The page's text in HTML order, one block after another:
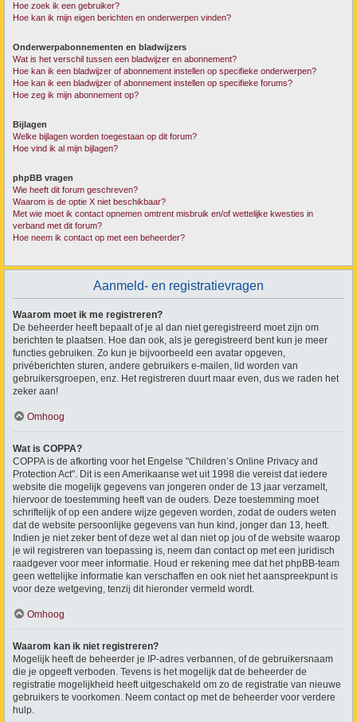
Hoe zoek ik een gebruiker?
Hoe kan ik mijn eigen berichten en onderwerpen vinden?
Onderwerpabonnementen en bladwijzers
Wat is het verschil tussen een bladwijzer en abonnement?
Hoe kan ik een bladwijzer of abonnement instellen op specifieke onderwerpen?
Hoe kan ik een bladwijzer of abonnement instellen op specifieke forums?
Hoe zeg ik mijn abonnement op?
Bijlagen
Welke bijlagen worden toegestaan op dit forum?
Hoe vind ik al mijn bijlagen?
phpBB vragen
Wie heeft dit forum geschreven?
Waarom is de optie X niet beschikbaar?
Met wie moet ik contact opnemen omtrent misbruik en/of wettelijke kwesties in
verband met dit forum?
Hoe neem ik contact op met een beheerder?
Aanmeld- en registratievragen
Waarom moet ik me registreren?
De beheerder heeft bepaalt of je al dan niet geregistreerd moet zijn om
berichten te plaatsen. Hoe dan ook, als je geregistreerd bent kun je meer
functies gebruiken. Zo kun je bijvoorbeeld een avatar opgeven,
privéberichten sturen, andere gebruikers e-mailen, lid worden van
gebruikersgroepen, enz. Het registreren duurt maar even, dus we raden het
zeker aan!
Omhoog
Wat is COPPA?
COPPA is de afkorting voor het Engelse "Children’s Online Privacy and
Protection Act". Dit is een Amerikaanse wet uit 1998 die vereist dat iedere
website die mogelijk gegevens van jongeren onder de 13 jaar verzamelt,
hiervoor de toestemming heeft van de ouders. Deze toestemming moet
schriftelijk of op een andere wijze gegeven worden, zodat de ouders weten
dat de website persoonlijke gegevens van hun kind, jonger dan 13, heeft.
Indien je niet zeker bent of deze wet al dan niet op jou of de website waarop
je wil registreren van toepassing is, neem dan contact op met een juridisch
raadgever voor meer informatie. Houd er rekening mee dat het phpBB-team
geen wettelijke informatie kan verschaffen en ook niet het aanspreekpunt is
voor deze wetgeving, tenzij dit hieronder vermeld wordt.
Omhoog
Waarom kan ik niet registreren?
Mogelijk heeft de beheerder je IP-adres verbannen, of de gebruikersnaam
die je opgeeft verboden. Tevens is het mogelijk dat de beheerder de
registratie mogelijkheid heeft uitgeschakeld om zo de registratie van nieuwe
gebruikers te voorkomen. Neem contact op met de beheerder voor verdere
hulp.